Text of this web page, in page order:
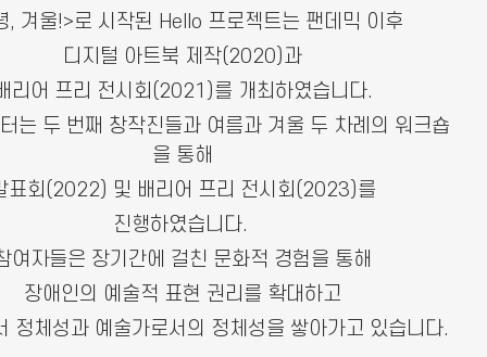
, 겨울!>로 시작된 Hello 프로젝트는 팬데믹 이후
디지털 아트북 제작(2020)과
리어 프리 전시회(2021)를 개최하였습니다.
는 두 번째 창작진들과 여름과 겨울 두 차례의 워크숍
을 통해
표회(2022) 및 배리어 프리 전시회(2023)를
진행하였습니다.
여자들은 장기간에 걸친 문화적 경험을 통해
장애인의 예술적 표현 권리를 확대하고
정체성과 예술가로서의 정체성을 쌓아가고 있습니다.